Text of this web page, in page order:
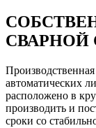
СВАРНОЙ
автоматических
расположено в
производить и
сроки со